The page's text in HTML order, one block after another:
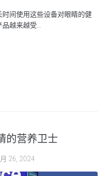
间使用这些设备对眼睛的健
越来越受...
的营养卫士
26, 2024